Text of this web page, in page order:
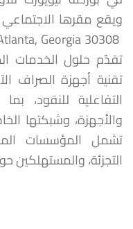
تقنية أجهزة الصراف
‏التفاعلية للنقود،
والأجهزة، وشبكتها
تشمل المؤسسات
التجزئة، والمستهلكين